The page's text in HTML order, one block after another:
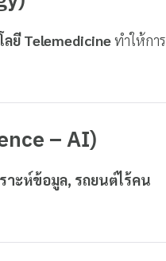
ลยี Telemedicineทำให้การ
– AI)
าะห์ข้อมูล, รถยนต์ไร้คน